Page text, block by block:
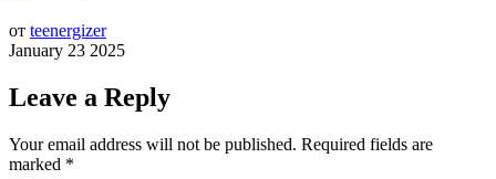
от teenergizer
January 23 2025
Leave a Reply
Your email address will not be published. Required fields are
marked *